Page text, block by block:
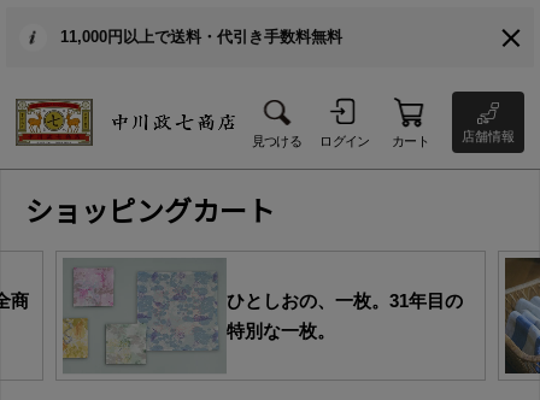
11,000円以上で送料・代引き手数料無料
見つける ログイン カート 店舗情報
ショッピングカート
商
ひとしおの、一枚。31年目の
特別な一枚。